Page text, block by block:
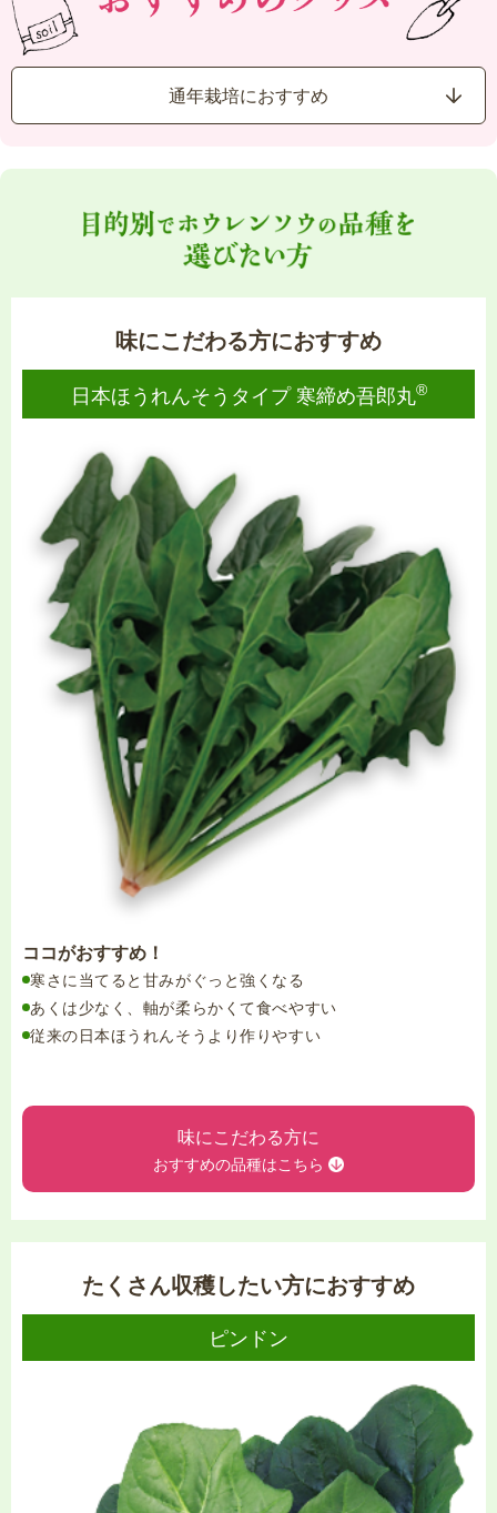
通年栽培におすすめ
味にこだわる方におすすめ
日本ほうれんそうタイプ 寒締め吾郎丸®
ココがおすすめ！
寒さに当てると甘みがぐっと強くなる
あくは少なく、軸が柔らかくて食べやすい
従来の日本ほうれんそうより作りやすい
味にこだわる方に
おすすめの品種はこちら
たくさん収穫したい方におすすめ
ピンドン